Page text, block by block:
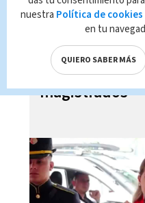
Laura
dictadora
magistrados
nuestra Política de cookies
en tu
QUIERO SABER MÁS